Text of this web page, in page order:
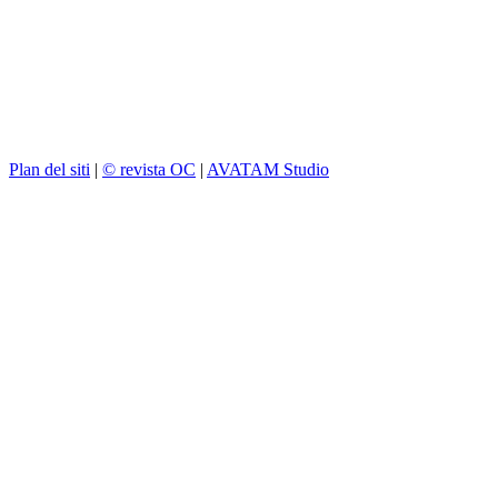
Plan del siti | © revista OC | AVATAM Studio